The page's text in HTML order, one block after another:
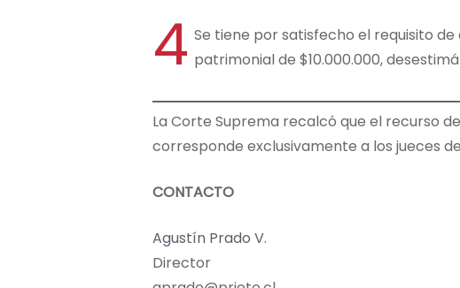
4 Se tiene por satisfecho el requisito
patrimonial de $10.000.000,
La Corte Suprema recalcó que el recurso
corresponde exclusivamente a los jueces
CONTACTO
Agustín Prado V.
Director